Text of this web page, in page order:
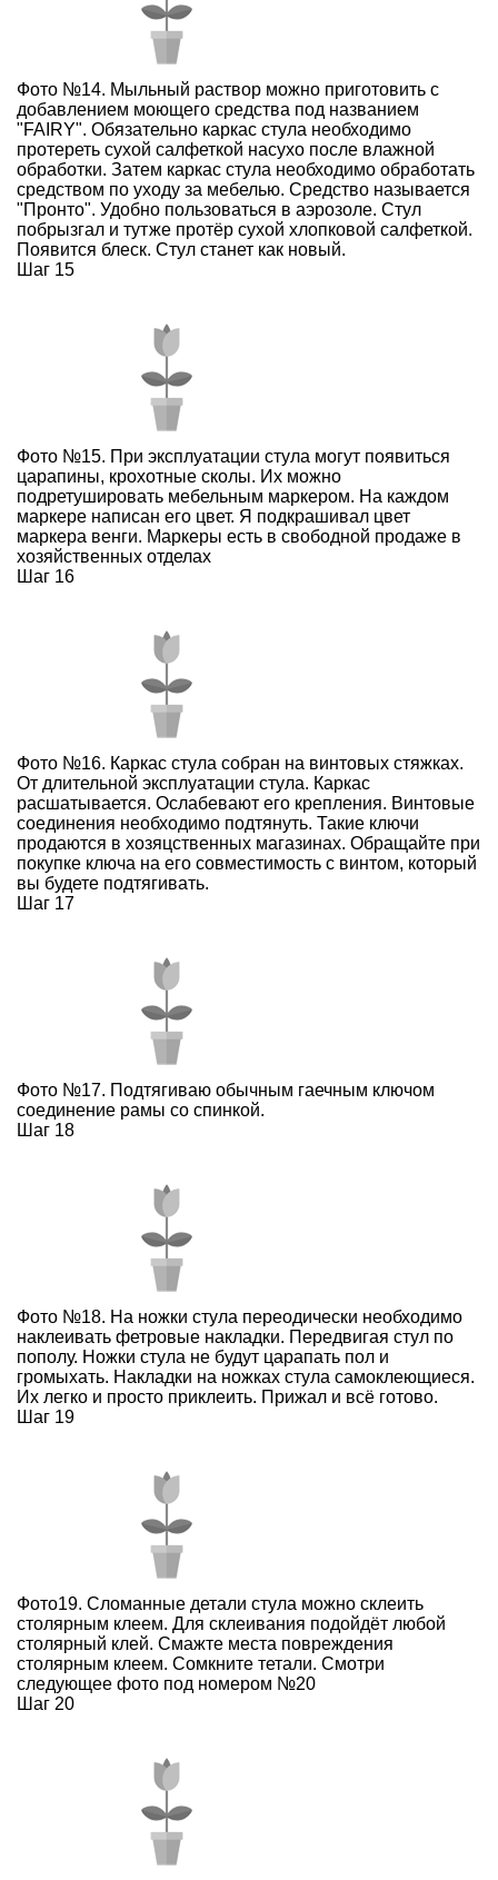
Фото №14. Мыльный раствор можно приготовить с
добавлением моющего средства под названием
"FAIRY". Обязательно каркас стула необходимо
протереть сухой салфеткой насухо после влажной
обработки. Затем каркас стула необходимо обработать
средством по уходу за мебелью. Средство называется
"Пронто". Удобно пользоваться в аэрозоле. Стул
побрызгал и тутже протёр сухой хлопковой салфеткой.
Появится блеск. Стул станет как новый.
Шаг 15
Фото №15. При эксплуатации стула могут появиться
царапины, крохотные сколы. Их можно
подретушировать мебельным маркером. На каждом
маркере написан его цвет. Я подкрашивал цвет
маркера венги. Маркеры есть в свободной продаже в
хозяйственных отделах
Шаг 16
Фото №16. Каркас стула собран на винтовых стяжках.
От длительной эксплуатации стула. Каркас
расшатывается. Ослабевают его крепления. Винтовые
соединения необходимо подтянуть. Такие ключи
продаются в хозяцственных магазинах. Обращайте при
покупке ключа на его совместимость с винтом, который
вы будете подтягивать.
Шаг 17
Фото №17. Подтягиваю обычным гаечным ключом
соединение рамы со спинкой.
Шаг 18
Фото №18. На ножки стула переодически необходимо
наклеивать фетровые накладки. Передвигая стул по
пополу. Ножки стула не будут царапать пол и
громыхать. Накладки на ножках стула самоклеющиеся.
Их легко и просто приклеить. Прижал и всё готово.
Шаг 19
Фото19. Сломанные детали стула можно склеить
столярным клеем. Для склеивания подойдёт любой
столярный клей. Смажте места повреждения
столярным клеем. Сомкните тетали. Смотри
следующее фото под номером №20
Шаг 20